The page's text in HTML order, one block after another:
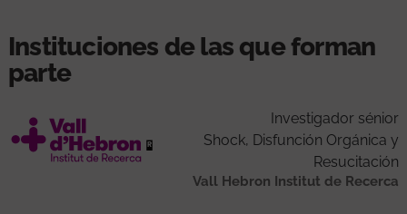
Instituciones de las que forman
parte
Investigador sénior
Shock, Disfunción Orgánica y
Resucitación
Vall Hebron Institut de Recerca